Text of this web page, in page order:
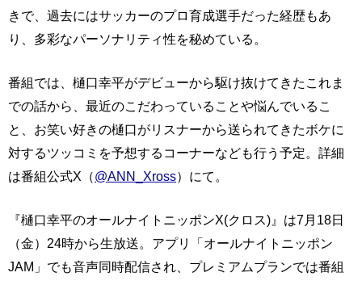
きで、過去にはサッカーのプロ育成選手だった経歴もあ
り、多彩なパーソナリティ性を秘めている。
番組では、樋口幸平がデビューから駆け抜けてきたこれま
での話から、最近のこだわっていることや悩んでいるこ
と、お笑い好きの樋口がリスナーから送られてきたボケに
対するツッコミを予想するコーナーなども行う予定。詳細
は番組公式X（@ANN_Xross）にて。
『樋口幸平のオールナイトニッポンX(クロス)』は7月18日
（金）24時から生放送。アプリ「オールナイトニッポン
JAM」でも音声同時配信され、プレミアムプランでは番組